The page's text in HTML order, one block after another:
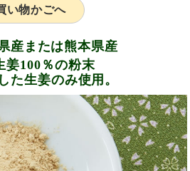
い物かごへ
産または熊本県産
姜100％の粉末
た生姜のみ使用。